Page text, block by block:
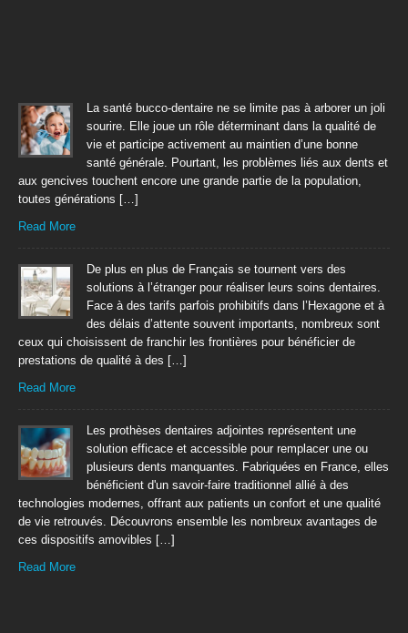
La santé bucco-dentaire ne se limite pas à arborer un joli
sourire. Elle joue un rôle déterminant dans la qualité de
vie et participe activement au maintien d’une bonne
santé générale. Pourtant, les problèmes liés aux dents et
aux gencives touchent encore une grande partie de la population,
toutes générations […]
Read More
De plus en plus de Français se tournent vers des
solutions à l’étranger pour réaliser leurs soins dentaires.
Face à des tarifs parfois prohibitifs dans l’Hexagone et à
des délais d’attente souvent importants, nombreux sont
ceux qui choisissent de franchir les frontières pour bénéficier de
prestations de qualité à des […]
Read More
Les prothèses dentaires adjointes représentent une
solution efficace et accessible pour remplacer une ou
plusieurs dents manquantes. Fabriquées en France, elles
bénéficient d'un savoir-faire traditionnel allié à des
technologies modernes, offrant aux patients un confort et une qualité
de vie retrouvés. Découvrons ensemble les nombreux avantages de
ces dispositifs amovibles […]
Read More